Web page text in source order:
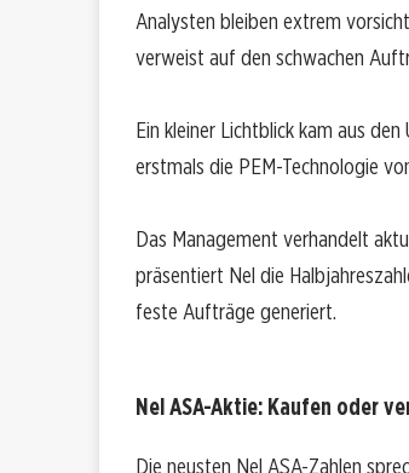
Analysten bleiben extrem
verweist auf den schwachen
Ein kleiner Lichtblick kam aus
erstmals die PEM-Technologie
Das Management verhandelt
präsentiert Nel die
feste Aufträge generiert.
Nel ASA-Aktie: Kaufen oder
Die neusten Nel ASA-Zahlen